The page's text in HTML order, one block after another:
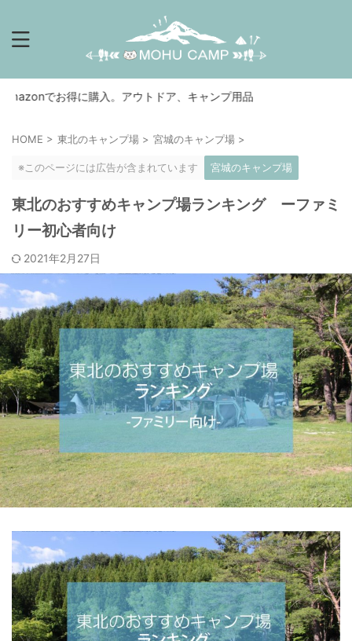
購入。アウトドア、キャンプ用品
HOME > 東北のキャンプ場 > 宮城のキャンプ場 >
※このページには広告が含まれています 宮城のキャンプ場
東北のおすすめキャンプ場ランキング ーファミ
リー初心者向け
2021年2月27日